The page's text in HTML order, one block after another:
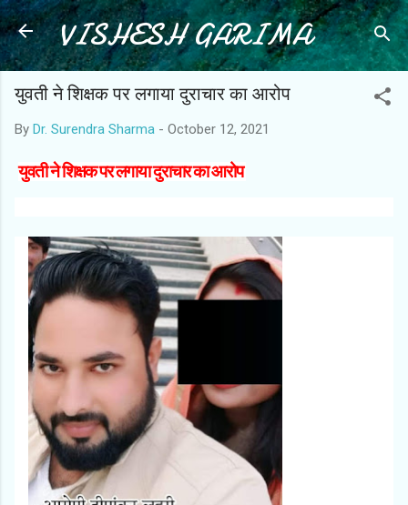
Skip to main content
VISHESH GARIMA
युवती ने शिक्षक पर लगाया दुराचार का आरोप
By Dr. Surendra Sharma - October 12, 2021
युवती ने शिक्षक पर लगाया दुराचार का आरोप